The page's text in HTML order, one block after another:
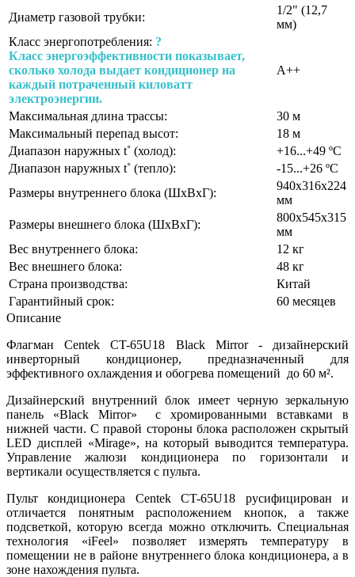
Диаметр газовой трубки:
1/2" (12,7
мм)
Класс энергопотребления: ?
Класс энергоэффективности показывает,
сколько холода выдает кондиционер на
каждый потраченный киловатт
электроэнергии.
A++
Максимальная длина трассы:
30 м
Максимальный перепад высот:
18 м
Диапазон наружных t˚ (холод):
+16...+49 ºС
Диапазон наружных t˚ (тепло):
-15...+26 ºС
Размеры внутреннего блока (ШхВхГ):
940х316х224
мм
Размеры внешнего блока (ШхВхГ):
800х545х315
мм
Вес внутреннего блока:
12 кг
Вес внешнего блока:
48 кг
Страна производства:
Китай
Гарантийный срок:
60 месяцев
Описание
Флагман Centek CT-65U18 Black Mirror - дизайнерский
инверторный кондиционер, предназначенный для
эффективного охлаждения и обогрева помещений до 60 м².
Дизайнерский внутренний блок имеет черную зеркальную
панель «Black Mirror» с хромированными вставками в
нижней части. С правой стороны блока расположен скрытый
LED дисплей «Mirage», на который выводится температура.
Управление жалюзи кондиционера по горизонтали и
вертикали осуществляется с пульта.
Пульт кондиционера Centek CT-65U18 русифицирован и
отличается понятным расположением кнопок, а также
подсветкой, которую всегда можно отключить. Специальная
технология «iFeel» позволяет измерять температуру в
помещении не в районе внутреннего блока кондиционера, а в
зоне нахождения пульта.